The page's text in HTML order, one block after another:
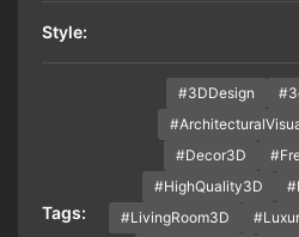
Style:
Tags:
#3DDesign
#Decor3D
#HighQuality3D
#LivingRoom3D